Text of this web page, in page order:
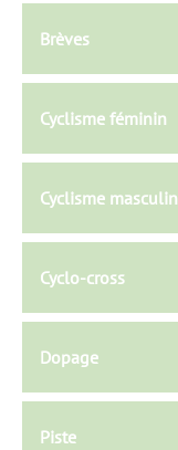
Brèves
Cyclisme féminin
Cyclisme masculin
Cyclo-cross
Dopage
Piste